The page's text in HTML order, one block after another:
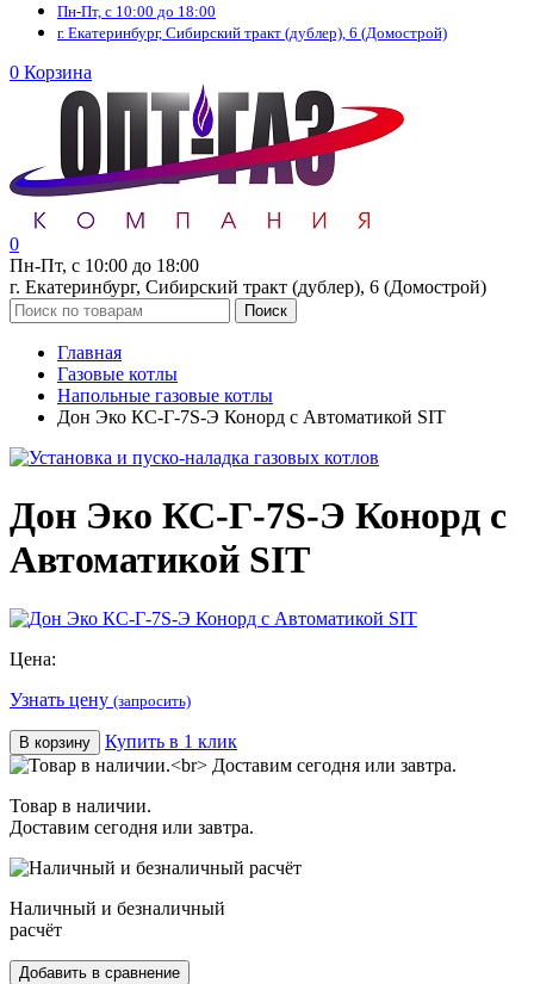
Пн-Пт, с 10:00 до 18:00
г. Екатеринбург, Сибирский тракт (дублер), 6 (Домострой)
0 Корзина
0
Пн-Пт, с 10:00 до 18:00
г. Екатеринбург, Сибирский тракт (дублер), 6 (Домострой)
Поиск
Главная
Газовые котлы
Напольные газовые котлы
Дон Эко КС-Г-7S-Э Конорд с Автоматикой SIT
Дон Эко КС-Г-7S-Э Конорд с
Автоматикой SIT
Цена:
Узнать цену (запросить)
В корзину Купить в 1 клик
Товар в наличии.
Доставим сегодня или завтра.
Наличный и безналичный
расчёт
Добавить в сравнение